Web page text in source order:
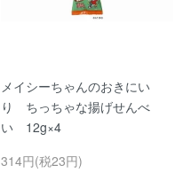
メイシーちゃんのおきにい
り ちっちゃな揚げせんべ
い 12g×4
314円(税23円)